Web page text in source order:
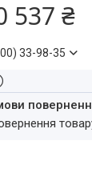
537 ₴
33-98-35